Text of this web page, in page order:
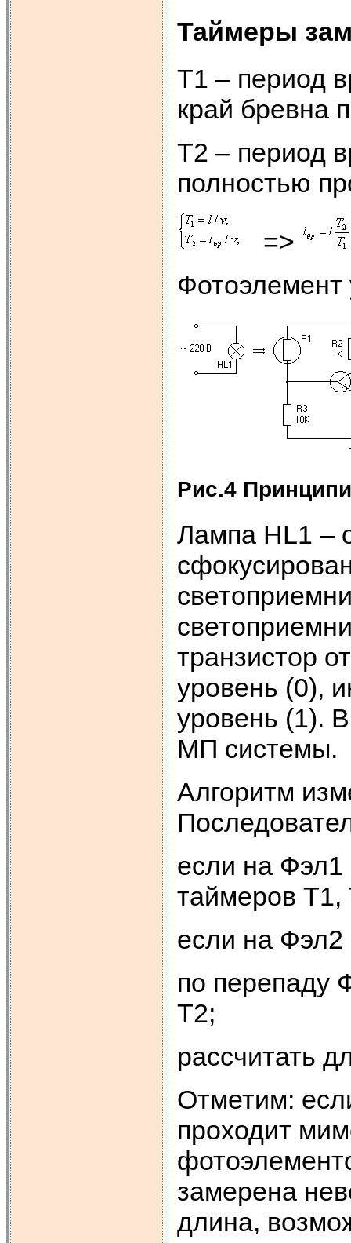
Таймеры
T1 – период
край бревна
Т2 – период
полностью
=>
Рис.4
Лампа HL1 –
транзистор
уровень (0),
уровень (1).
МП системы.
Алгоритм
если на Фэл1
таймеров Т1,
если на Фэл2
по перепаду
Т2;
рассчитать
Отметим:
проходит
замерена
длина,